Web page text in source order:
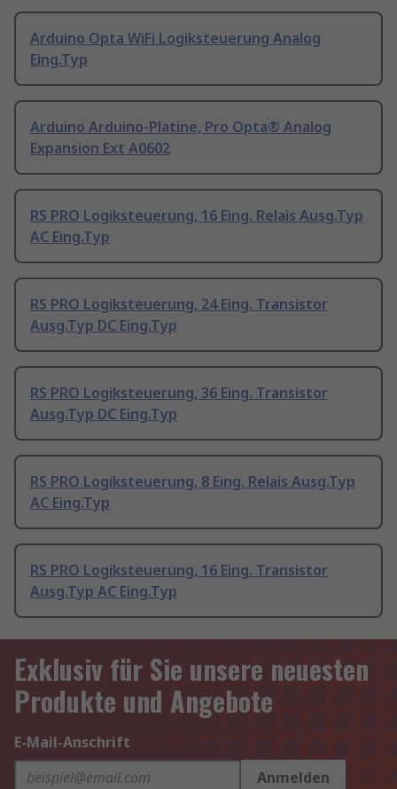
Arduino Opta WiFi Logiksteuerung Analog
Eing.Typ
Arduino Arduino-Platine, Pro Opta® Analog
Expansion Ext A0602
RS PRO Logiksteuerung, 16 Eing. Relais Ausg.Typ
AC Eing.Typ
RS PRO Logiksteuerung, 24 Eing. Transistor
Ausg.Typ DC Eing.Typ
RS PRO Logiksteuerung, 36 Eing. Transistor
Ausg.Typ DC Eing.Typ
RS PRO Logiksteuerung, 8 Eing. Relais Ausg.Typ
AC Eing.Typ
RS PRO Logiksteuerung, 16 Eing. Transistor
Ausg.Typ AC Eing.Typ
Exklusiv für Sie unsere neuesten
Produkte und Angebote
E-Mail-Anschrift
Anmelden